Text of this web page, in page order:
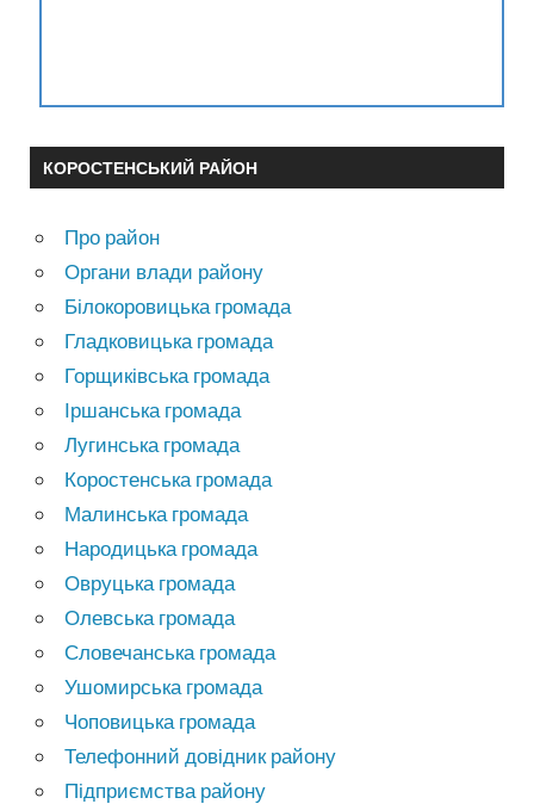
КОРОСТЕНСЬКИЙ РАЙОН
Про район
Органи влади району
Білокоровицька громада
Гладковицька громада
Горщиківська громада
Іршанська громада
Лугинська громада
Коростенська громада
Малинська громада
Народицька громада
Овруцька громада
Олевська громада
Словечанська громада
Ушомирська громада
Чоповицька громада
Телефонний довідник району
Підприємства району